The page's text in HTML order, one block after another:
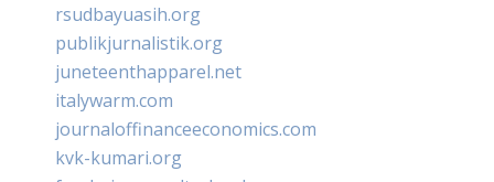
rsudbayuasih.org
publikjurnalistik.org
juneteenthapparel.net
italywarm.com
journaloffinanceeconomics.com
kvk-kumari.org